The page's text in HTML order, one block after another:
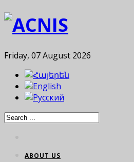
Friday, 07 August 2026
ABOUT US